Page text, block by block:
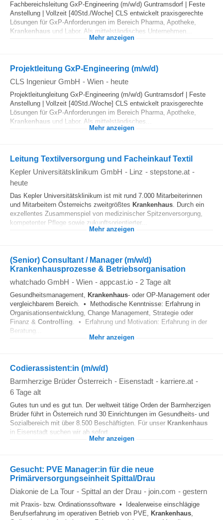
Fachbereichsleitung GxP-Engineering (m/w/d) Guntramsdorf | Feste
Anstellung | Vollzeit [40Std./Woche] CLS entwickelt praxisgerechte
Lösungen für GxP-Anforderungen im Bereich Pharma, Apotheke,
Krankenhaus und Labor. Als mittelständisches Unternehmen...
Mehr anzeigen
Projektleitung GxP-Engineering (m/w/d)
CLS Ingenieur GmbH - Wien - heute
Projektleitungleitung GxP-Engineering (m/w/d) Guntramsdorf | Feste
Anstellung | Vollzeit [40Std./Woche] CLS entwickelt praxisgerechte
Lösungen für GxP-Anforderungen im Bereich Pharma, Apotheke,
Krankenhaus und Labor. Als mittelständisches...
Mehr anzeigen
Leitung Textilversorgung und Facheinkauf Textil
Kepler Universitätsklinikum GmbH - Linz - stepstone.at -
heute
Das Kepler Universitätsklinikum ist mit rund 7.000 Mitarbeiterinnen
und Mitarbeitern Österreichs zweitgrößtes Krankenhaus. Durch ein
exzellentes Zusammenspiel von medizinischer Spitzenversorgung,
kompetenter Pflege sowie zukunftsorientierter...
Mehr anzeigen
(Senior) Consultant / Manager (m/w/d)
Krankenhausprozesse & Betriebsorganisation
whatchado GmbH - Wien - appcast.io - 2 Tage alt
Gesundheitsmanagement, Krankenhaus‑ oder OP‑Management oder
vergleichbarem Bereich. • Methodische Kenntnisse: Erfahrung in
Organisationsentwicklung, Change Management, Strategie oder
Finanz & Controlling. • Erfahrung und Motivation: Erfahrung in der
Beratung...
Mehr anzeigen
Codierassistent:in (m/w/d)
Barmherzige Brüder Österreich - Eisenstadt - karriere.at -
6 Tage alt
Gutes tun und es gut tun. Der weltweit tätige Orden der Barmherzigen
Brüder führt in Österreich rund 30 Einrichtungen im Gesundheits- und
Sozialbereich mit über 8.500 Beschäftigten. Für unser Krankenhaus
in Eisenstadt suchen wir ab sofort...
Mehr anzeigen
Gesucht: PVE Manager:in für die neue
Primärversorgungseinheit Spittal/Drau
Diakonie de La Tour - Spittal an der Drau - join.com - gestern
mit Praxis- bzw. Ordinationssoftware • Idealerweise einschlägige
Berufserfahrung im operativen Betrieb von PVE, Krankenhaus,